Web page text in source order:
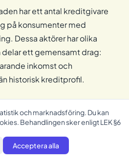
och marknadsföring. Du kan
Behandlingen sker enligt LEK §6
Acceptera alla
har ett antal kreditgivare
på konsumenter med
Dessa aktörer har olika
ett gemensamt drag:
inkomst och
historisk kreditprofil.
med individuell
Dessa långivare kan ge
De hämtar inkomstdata